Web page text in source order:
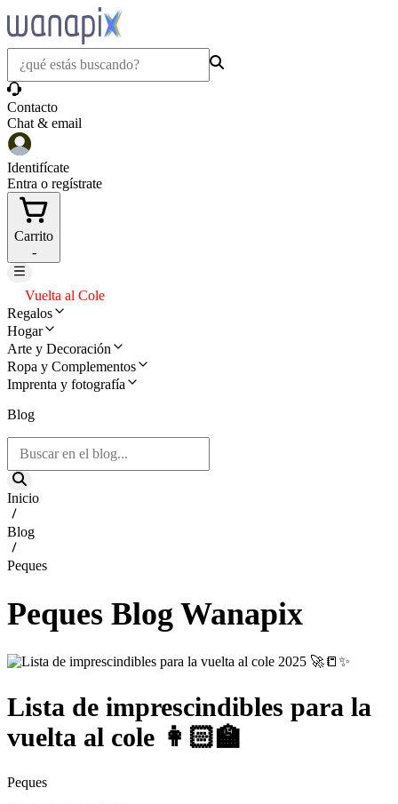
Contacto
Chat & email
Identifícate
Entra o regístrate
Carrito
-
Vuelta al Cole
Regalos
Hogar
Arte y Decoración
Ropa y Complementos
Imprenta y fotografía
Blog
Inicio
Blog
Peques
Peques Blog Wanapix
Lista de imprescindibles para la
vuelta al cole 👩🏻‍🏫
Peques